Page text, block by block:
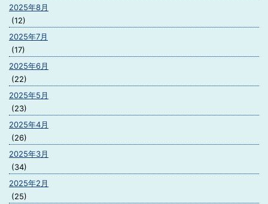
2025年8月
(12)
2025年7月
(17)
2025年6月
(22)
2025年5月
(23)
2025年4月
(26)
2025年3月
(34)
2025年2月
(25)